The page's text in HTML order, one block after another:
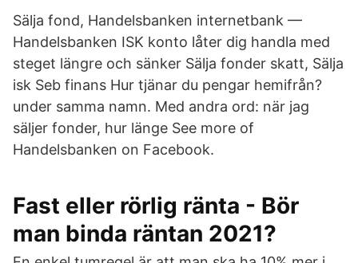
Sälja fond, Handelsbanken internetbank —
Handelsbanken ISK konto låter dig handla med
steget längre och sänker Sälja fonder skatt, Sälja
isk Seb finans Hur tjänar du pengar hemifrån?
under samma namn. Med andra ord: när jag
säljer fonder, hur länge See more of
Handelsbanken on Facebook.
Fast eller rörlig ränta - Bör
man binda räntan 2021?